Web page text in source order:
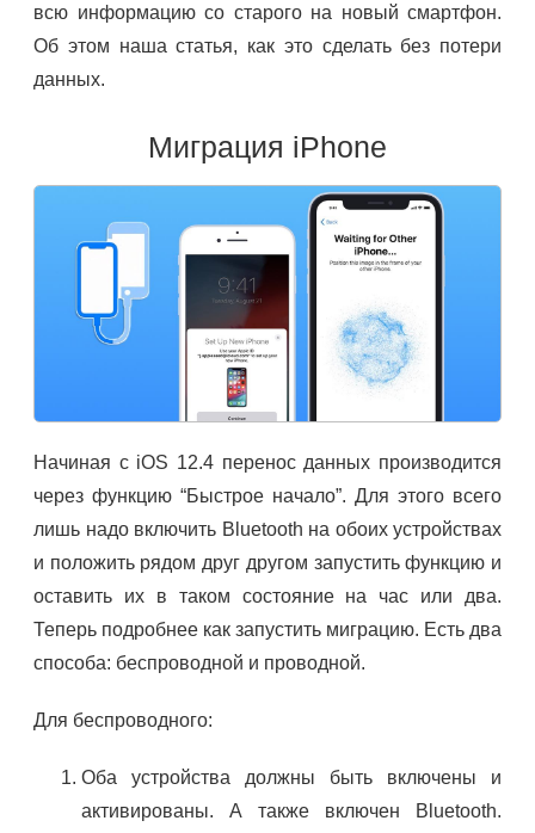
всю информацию со старого на новый смартфон.
Об этом наша статья, как это сделать без потери
данных.
Миграция iPhone
Начиная с iOS 12.4 перенос данных производится
через функцию “Быстрое начало”. Для этого всего
лишь надо включить Bluetooth на обоих устройствах
и положить рядом друг другом запустить функцию и
оставить их в таком состояние на час или два.
Теперь подробнее как запустить миграцию. Есть два
способа: беспроводной и проводной.
Для беспроводного:
Оба устройства должны быть включены и
активированы. А также включен Bluetooth.